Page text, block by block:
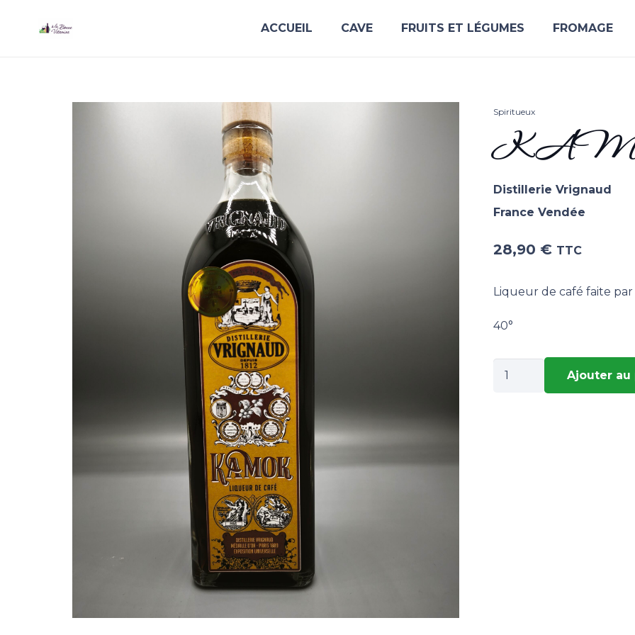
ACCUEIL CAVE FRUITS ET LÉGUMES FROMAGE
Spiritueux
Distillerie Vrignaud
France Vendée
28,90 € TTC
Liqueur de café faite par
40°
Ajouter au